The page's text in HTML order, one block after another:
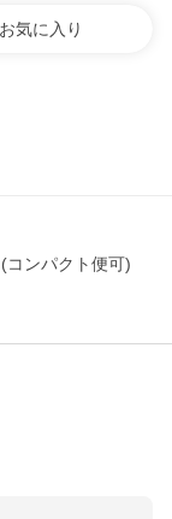
お気に入り
コンパクト便可)